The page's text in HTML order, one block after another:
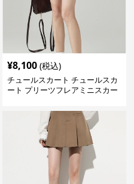
¥8,100 (税込)
チュールスカート チュールスカ
ート プリーツフレアミニスカー